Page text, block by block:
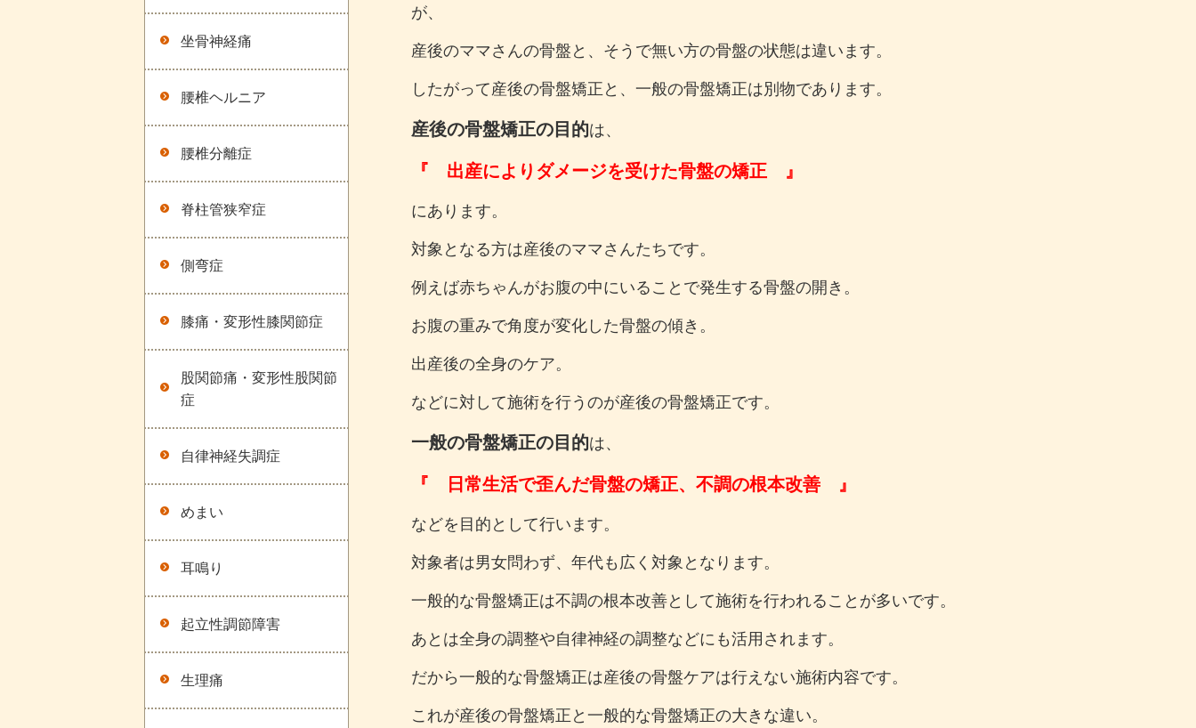
が、
産後のママさんの骨盤と、そうで無い方の骨盤の状態は違います。
したがって産後の骨盤矯正と、一般の骨盤矯正は別物であります。
産後の骨盤矯正の目的は、
『 出産によりダメージを受けた骨盤の矯正 』
にあります。
対象となる方は産後のママさんたちです。
例えば赤ちゃんがお腹の中にいることで発生する骨盤の開き。
お腹の重みで角度が変化した骨盤の傾き。
出産後の全身のケア。
などに対して施術を行うのが産後の骨盤矯正です。
一般の骨盤矯正の目的は、
『 日常生活で歪んだ骨盤の矯正、不調の根本改善 』
などを目的として行います。
対象者は男女問わず、年代も広く対象となります。
一般的な骨盤矯正は不調の根本改善として施術を行われることが多いです。
あとは全身の調整や自律神経の調整などにも活用されます。
だから一般的な骨盤矯正は産後の骨盤ケアは行えない施術内容です。
これが産後の骨盤矯正と一般的な骨盤矯正の大きな違い。
坐骨神経痛
腰椎ヘルニア
腰椎分離症
脊柱管狭窄症
側弯症
膝痛・変形性膝関節症
股関節痛・変形性股関節
症
自律神経失調症
めまい
耳鳴り
起立性調節障害
生理痛